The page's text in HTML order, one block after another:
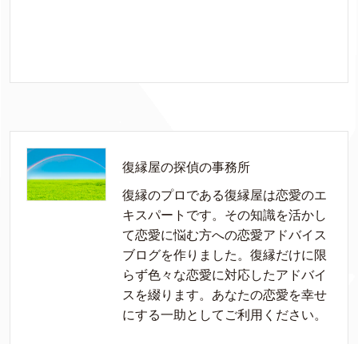
復縁屋の探偵の事務所
復縁のプロである復縁屋は恋愛のエ
キスパートです。その知識を活かし
て恋愛に悩む方への恋愛アドバイス
ブログを作りました。復縁だけに限
らず色々な恋愛に対応したアドバイ
スを綴ります。あなたの恋愛を幸せ
にする一助としてご利用ください。